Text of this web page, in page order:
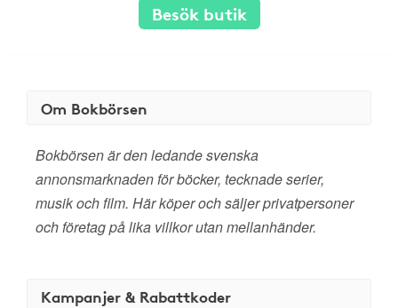
Besök butik
Om Bokbörsen
Bokbörsen är den ledande svenska
annonsmarknaden för böcker, tecknade serier,
musik och film. Här köper och säljer privatpersoner
och företag på lika villkor utan mellanhänder.
Kampanjer & Rabattkoder